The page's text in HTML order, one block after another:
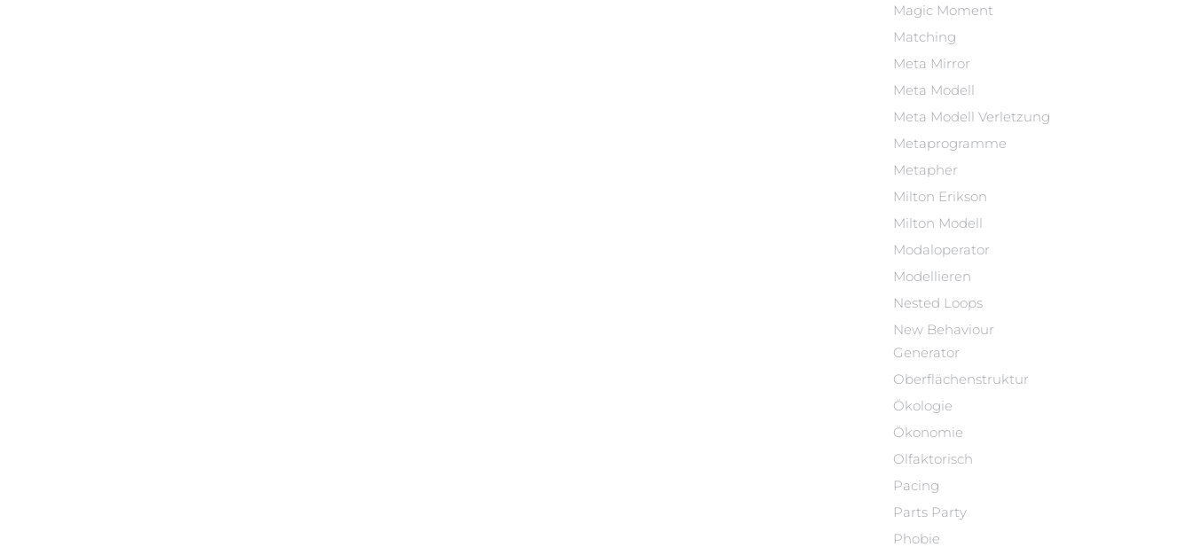
Magic Moment
Matching
Meta Mirror
Meta Modell
Meta Modell Verletzung
Metaprogramme
Metapher
Milton Erikson
Milton Modell
Modaloperator
Modellieren
Nested Loops
New Behaviour
Generator
Oberflächenstruktur
Ökologie
Ökonomie
Olfaktorisch
Pacing
Parts Party
Phobie